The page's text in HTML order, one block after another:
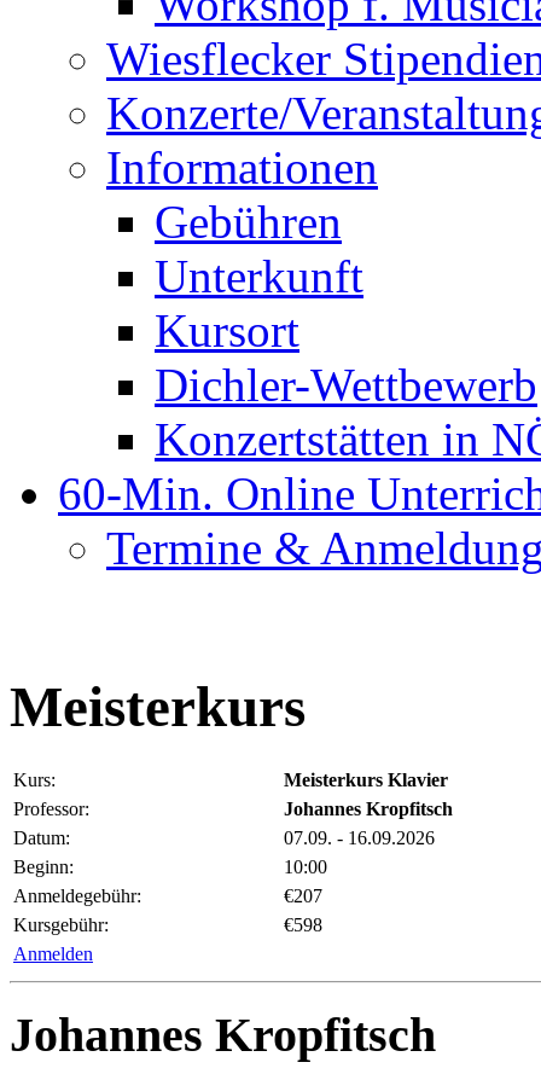
Wiesflecker
Konzerte/
Informationen
Gebühren
Unterkunft
Kursort
Dichler-Wettbewerb
Konzertstätten in
60-Min. Online
Termine &
Meisterkurs
Kurs:
Meisterkurs Klavier
Professor:
Johannes Kropfitsch
Datum:
07.09. - 16.09.2026
Beginn:
10:00
Anmeldegebühr:
€207
Kursgebühr:
€598
Anmelden
Johannes Kropfitsch